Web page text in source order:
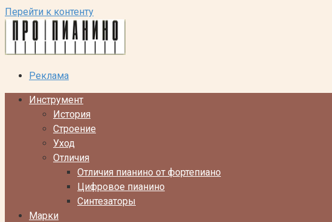
Перейти к контенту
Реклама
Инструмент
История
Строение
Уход
Отличия
Отличия пианино от фортепиано
Цифровое пианино
Синтезаторы
Марки